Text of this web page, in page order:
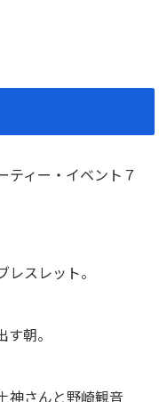
ティー・イベント７
スレット。
朝。
神さんと野崎観音